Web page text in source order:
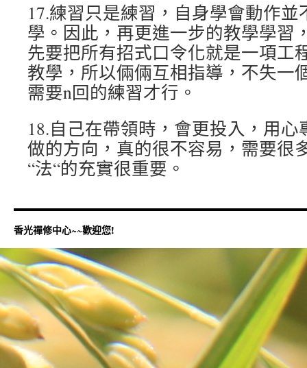
17.練習只是練習，自身學會動作
學。因此，再更進一步的教學學習
先要把所有招式口令化就是一項工
教學，所以倆倆互相指導，不失一
需要n回的練習才行。
18.自己在帶領時，會更投入，用
做的方向，真的很不容易，需要很
“法“的充實很重要。
香光禪修中心~~歡迎您!